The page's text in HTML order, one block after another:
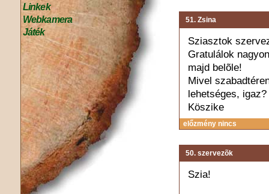
Linkek
Webkamera
Játék
51. Zsina
Sziasztok
Gratulálok
majd belõle!
Mivel
lehetséges, igaz?
Köszike
előzmény nincs
50. szervezõk
Szia!